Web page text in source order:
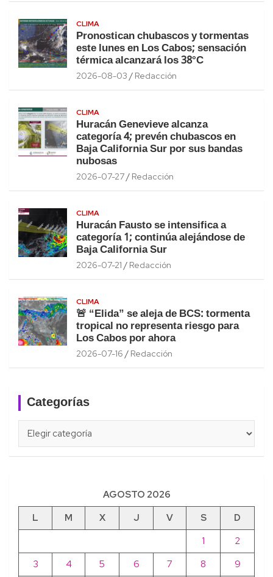
CLIMA
Pronostican chubascos y tormentas
este lunes en Los Cabos; sensación
térmica alcanzará los 38°C
2026-08-03 Redacción
CLIMA
Huracán Genevieve alcanza
categoría 4; prevén chubascos en
Baja California Sur por sus bandas
nubosas
2026-07-27 Redacción
CLIMA
Huracán Fausto se intensifica a
categoría 1; continúa alejándose de
Baja California Sur
2026-07-21 Redacción
CLIMA
🚨 “Elida” se aleja de BCS: tormenta
tropical no representa riesgo para
Los Cabos por ahora
2026-07-16 Redacción
Categorías
AGOSTO 2026
L
M X J V S
D
1
2
3
4 5 6 7 8 9